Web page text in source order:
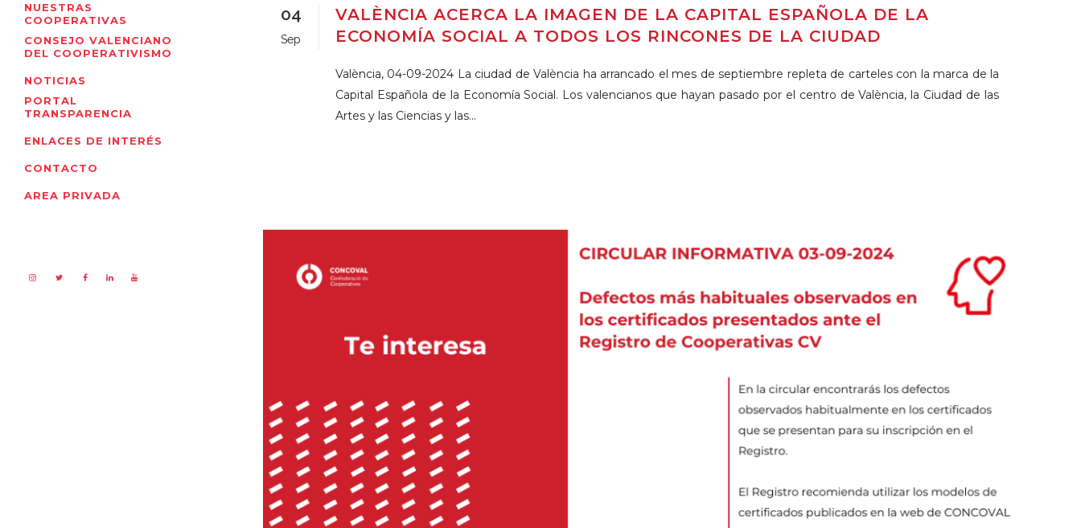
NUESTRAS
COOPERATIVAS
CONSEJO VALENCIANO
DEL COOPERATIVISMO
NOTICIAS
PORTAL
TRANSPARENCIA
ENLACES DE INTERÉS
CONTACTO
AREA PRIVADA
04
Sep
VALÈNCIA ACERCA LA IMAGEN DE LA CAPITAL ESPAÑOLA DE LA
ECONOMÍA SOCIAL A TODOS LOS RINCONES DE LA CIUDAD
València, 04-09-2024 La ciudad de València ha arrancado el mes de septiembre repleta de carteles con la marca de la
Capital Española de la Economía Social. Los valencianos que hayan pasado por el centro de València, la Ciudad de las
Artes y las Ciencias y las...